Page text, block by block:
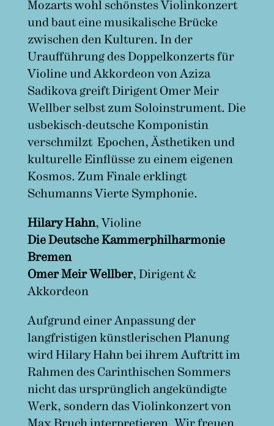
Mozarts wohl schönstes Violinkonzert
und baut eine musikalische Brücke
zwischen den Kulturen. In der
Uraufführung des Doppelkonzerts für
Violine und Akkordeon von Aziza
Sadikova greift Dirigent Omer Meir
Wellber selbst zum Soloinstrument. Die
usbekisch-deutsche Komponistin
verschmilzt Epochen, Ästhetiken und
kulturelle Einflüsse zu einem eigenen
Kosmos. Zum Finale erklingt
Schumanns Vierte Symphonie.
Hilary Hahn, Violine
Die Deutsche Kammerphilharmonie
Bremen
Omer Meir Wellber, Dirigent &
Akkordeon
Aufgrund einer Anpassung der
langfristigen künstlerischen Planung
wird Hilary Hahn bei ihrem Auftritt im
Rahmen des Carinthischen Sommers
nicht das ursprünglich angekündigte
Werk, sondern das Violinkonzert von
Max Bruch interpretieren. Wir freuen